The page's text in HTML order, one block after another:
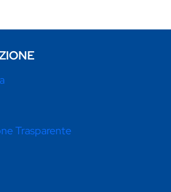
Trasparente